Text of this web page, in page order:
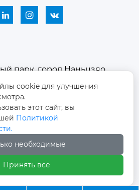
  
парк, город Наньцзяо,
город Цзыбо, провинция
cookie для улучшения
этот сайт, вы
Политикой
необходимые
Принять все